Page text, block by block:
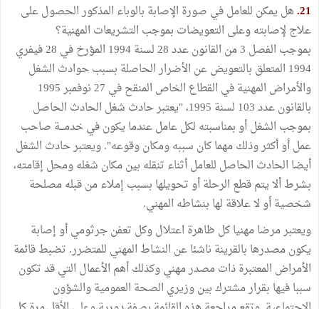
21. هل يمكن للعامل في صورة الإصابة بالوباء المذكور الحصول على
علاج لإصابته وعلى التعويضات بموجب التشريعات المهنية؟
بموجب الفصل 3 من القانون عدد 28 لسنة 1994 المؤرخ في 28 فيفري
1994 المتعلق بالتعويض عن الأضرار الحاصلة بسبب حوادث الشغل
والأمراض المهنية في القطاع الخاص المنقح في 27 نوفمبر 1995
بالقانون عدد 103 لسنة 1995، "يعتبر حادث شغل الحادث الحاصل
بموجب الشغل أو بمناسبته لكل عامل عندما يكون في خدمـــة صاحب
عمل أو أكثر وذلك مهما كان سببه ومكان وقوعه". ويعتبر حادث الشغل
أيضا الحادث الحاصل للعامل أثناء تنقله بين مكان شغله ومحل إقامته،
بشرط ألا يتم قطع الرحلة أو تحويلها بسبب إملاء من قبله مصلحة
شخصية أو لا علاقة لها بنشاطه المهني.
ويعتبر مرضا مهنيا كل ظاهرة اعتلال وكل تعفن جرثومي أو إصابة
يكون مصدرها بالقرينة ناشئا عن النشاط المهني للمتضرر. تضبط قائمة
الأمراض المعتبرة ذات مصدر مهني وكذلك أهم الأعمال التي قد تكون
سببا فيها بقرار مشترك بين وزيري الصحة العمومية والشؤون